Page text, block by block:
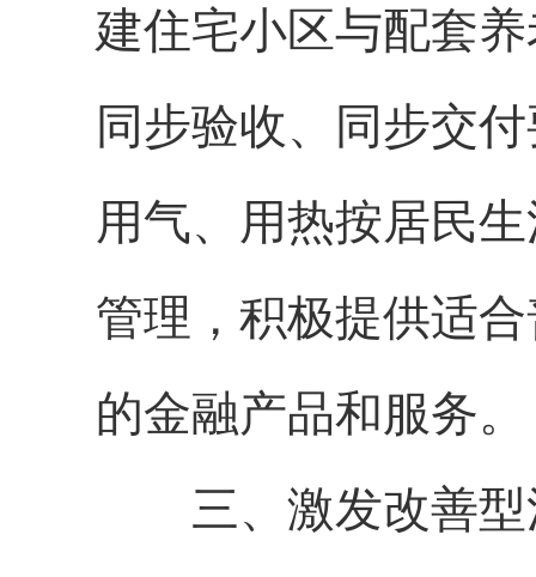
建住宅小区与配套
同步验收、同步交
用气、用热按居民
管理，积极提供适
的金融产品和服务。
三、激发改善型